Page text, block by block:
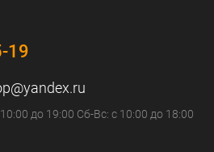
19
до 19:00 Сб-Вс: с 10:00 до 18:00